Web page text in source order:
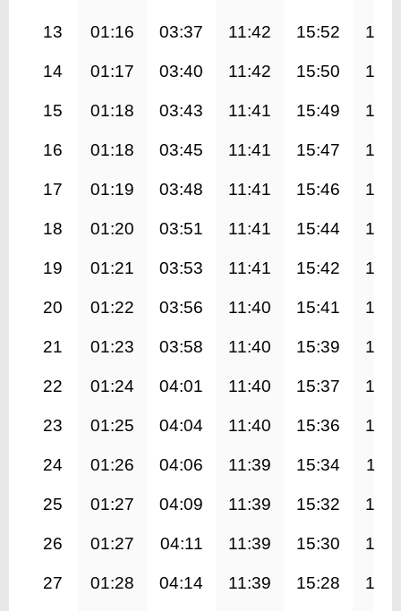
13 01:16 03:37 11:42 15:52
14 01:17 03:40 11:42 15:50
15 01:18 03:43 11:41 15:49
16 01:18 03:45 11:41 15:47
17 01:19 03:48 11:41 15:46
18 01:20 03:51 11:41 15:44
19 01:21 03:53 11:41 15:42
20 01:22 03:56 11:40 15:41
21 01:23 03:58 11:40 15:39
22 01:24 04:01 11:40 15:37
23 01:25 04:04 11:40 15:36
24 01:26 04:06 11:39 15:34
25 01:27 04:09 11:39 15:32
26 01:27 04:11 11:39 15:30
27 01:28 04:14 11:39 15:28